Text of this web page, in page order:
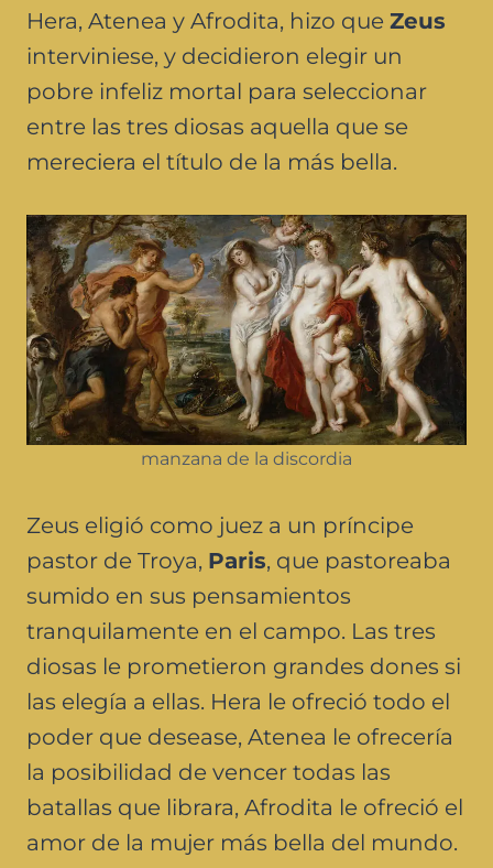
Hera, Atenea y Afrodita, hizo que Zeus
interviniese, y decidieron elegir un
pobre infeliz mortal para seleccionar
entre las tres diosas aquella que se
mereciera el título de la más bella.
manzana de la discordia
Zeus eligió como juez a un príncipe
pastor de Troya, Paris, que pastoreaba
sumido en sus pensamientos
tranquilamente en el campo. Las tres
diosas le prometieron grandes dones si
las elegía a ellas. Hera le ofreció todo el
poder que desease, Atenea le ofrecería
la posibilidad de vencer todas las
batallas que librara, Afrodita le ofreció el
amor de la mujer más bella del mundo.